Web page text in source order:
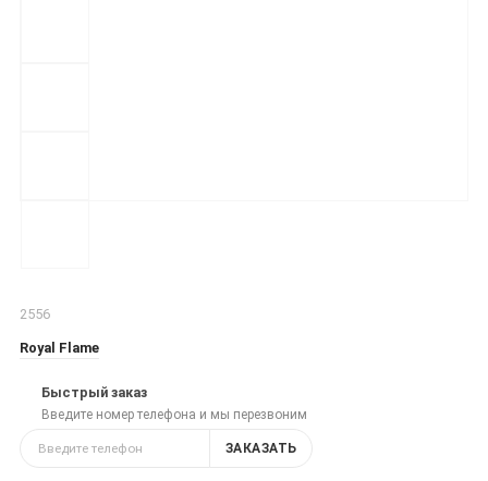
2556
Royal Flame
Быстрый заказ
Введите номер телефона и мы перезвоним
ЗАКАЗАТЬ